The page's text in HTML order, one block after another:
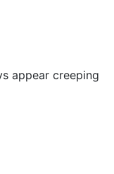
appear creeping